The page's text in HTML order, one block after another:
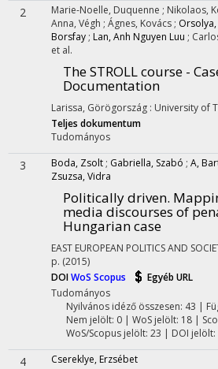
2 Marie-Noelle, Duquenne ; Nikolaos,
Anna, Végh ; Ágnes, Kovács ;
Borsfay ; Lan, Anh Nguyen Luu ;
et al.
The STROLL course -
Documentation
Larissa, Görögország : University of
Teljes dokumentum
Tudományos
3 Boda, Zsolt ; Gabriella, Szabó ; A,
Zsuzsa, Vidra
Politically driven.
media discourses of
Hungarian case
EAST EUROPEAN POLITICS AND
p. (2015)
DOIWoS Scopus
Egyéb URL
Tudományos
Nyilvános idéző összesen: 43 |
Nem jelölt: 0 | WoS jelölt: 18 |
WoS/Scopus jelölt: 23 | DOI jelölt:
4 Csereklye, Erzsébet